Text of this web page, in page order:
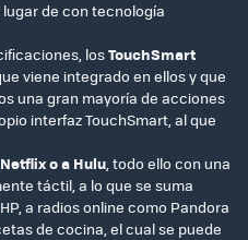
de con tecnología
losTouchSmart
viene integrado en ellos y que
una gran mayoría de acciones
interfaz TouchSmart, al que
o a Hulu , todo ello con una
táctil, a lo que se suma
a radios online como Pandora
de cocina, el cual se puede